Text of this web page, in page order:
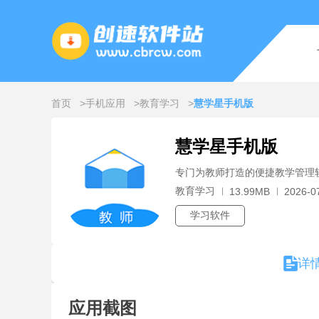
首页 手机应用 教育学习 慧学星手机版
慧学星手机版
专门为教师打造的便捷教学管理
教育学习
13.99MB 2026-
学习软件
详
应用截图